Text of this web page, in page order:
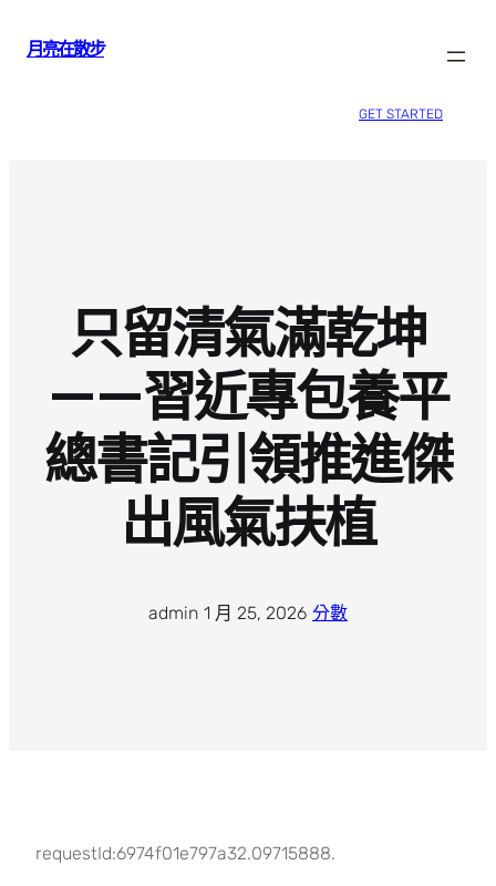
月亮在散步
GET STARTED
只留清氣滿乾坤
——習近專包養平
總書記引領推進傑
出風氣扶植
admin 1 月 25, 2026 分數
requestId:6974f01e797a32.09715888.